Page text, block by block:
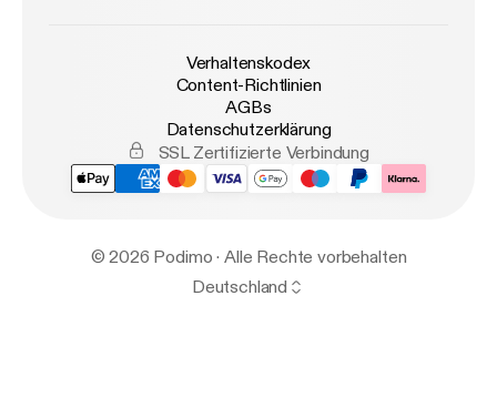
Verhaltenskodex
Content-Richtlinien
AGBs
Datenschutzerklärung
SSL Zertifizierte Verbindung
© 2026 Podimo · Alle Rechte vorbehalten
Deutschland